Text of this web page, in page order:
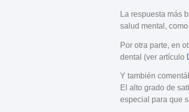
La respuesta más
salud mental ,
Por otra parte, en
dental (ver artículo
Y también
El alto grado de
especial para que